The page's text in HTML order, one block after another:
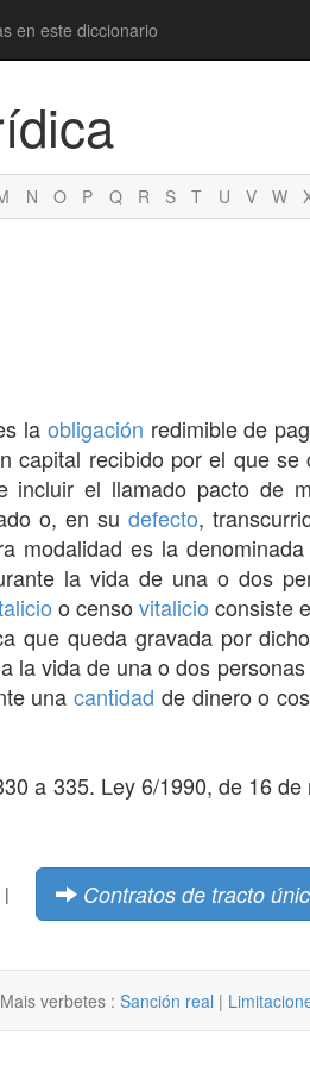
en este diccionario
N O P Q R S T U V W
la obligación redimible de
recibido por el que se
incluir el llamado pacto de
o, en su defecto,
modalidad es la
la vida de una o dos
o censo vitalicio consiste
que queda gravada por
la vida de una o dos
unacantidad de dinero o
a 335. Ley 6/1990, de 16 de
Contratos de tracto
verbetes : Sanción real |